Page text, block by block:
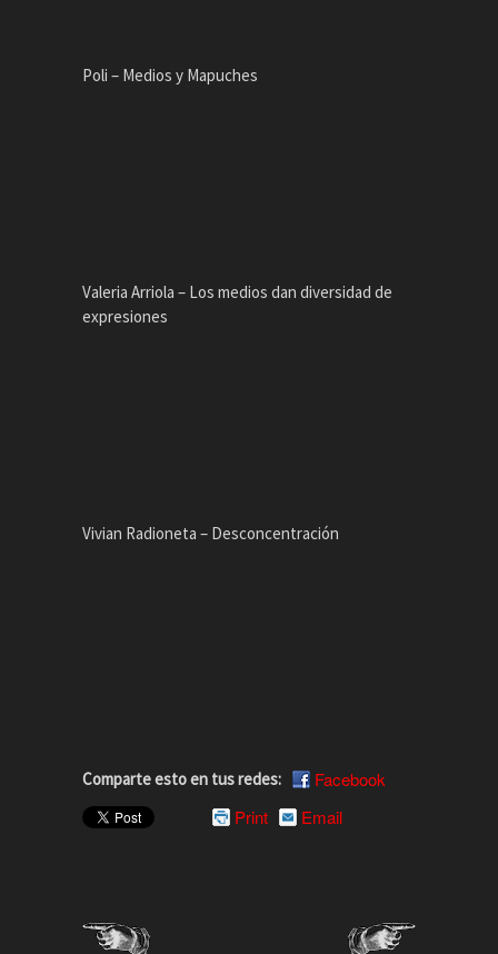
Poli – Medios y Mapuches
Valeria Arriola – Los medios dan diversidad de
expresiones
Vivian Radioneta – Desconcentración
Comparte esto en tus redes:
Facebook
Print
Email